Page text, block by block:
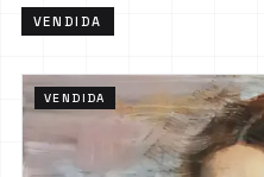
VENDIDA
VENDIDA